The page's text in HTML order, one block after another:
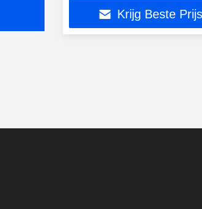
Krijg Beste Prijs